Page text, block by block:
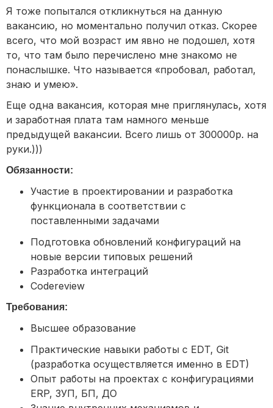
Я тоже попытался откликнуться на данную
вакансию, но моментально получил отказ. Скорее
всего, что мой возраст им явно не подошел, хотя
то, что там было перечислено мне знакомо не
понаслышке. Что называется «пробовал, работал,
знаю и умею».
Еще одна вакансия, которая мне приглянулась, хотя
и заработная плата там намного меньше
предыдущей вакансии. Всего лишь от 300000р. на
руки.)))
Обязанности:
Участие в проектировании и разработка
функционала в соответствии с
поставленными задачами
Подготовка обновлений конфигураций на
новые версии типовых решений
Разработка интеграций
Codereview
Требования:
Высшее образование
Практические навыки работы с EDT, Git
(разработка осуществляется именно в EDT)
Опыт работы на проектах с конфигурациями
ERP, ЗУП, БП, ДО